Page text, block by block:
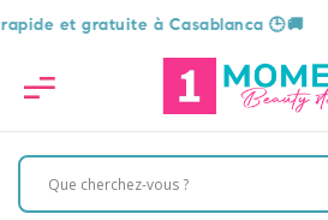
et gratuite à Casablanca 🕒🚚